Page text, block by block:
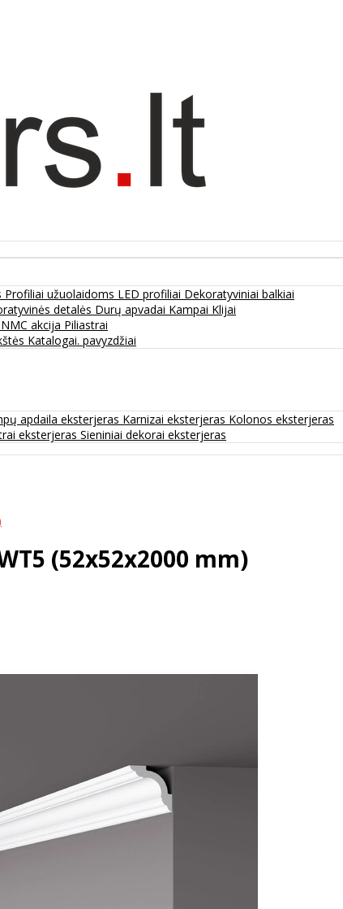
Profiliai užuolaidoms LED profiliai Dekoratyviniai balkiai
detalės Durų apvadai Kampai Klijai
NMC akcija Piliastrai
Katalogai. pavyzdžiai
apdaila eksterjeras Karnizai eksterjeras Kolonos eksterjeras
eksterjeras Sieniniai dekorai eksterjeras
(52x52x2000 mm)